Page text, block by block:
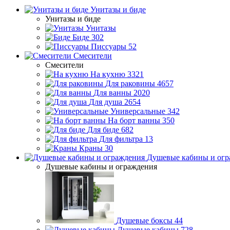
Унитазы и биде
Унитазы и биде
Унитазы
Биде 302
Писсуары 52
Смесители
Смесители
На кухню 3321
Для раковины 4657
Для ванны 2020
Для душа 2654
Универсальные 342
На борт ванны 350
Для биде 682
Для фильтра 13
Краны 30
Душевые кабины и
Душевые кабины и ограждения
Душевые боксы 44